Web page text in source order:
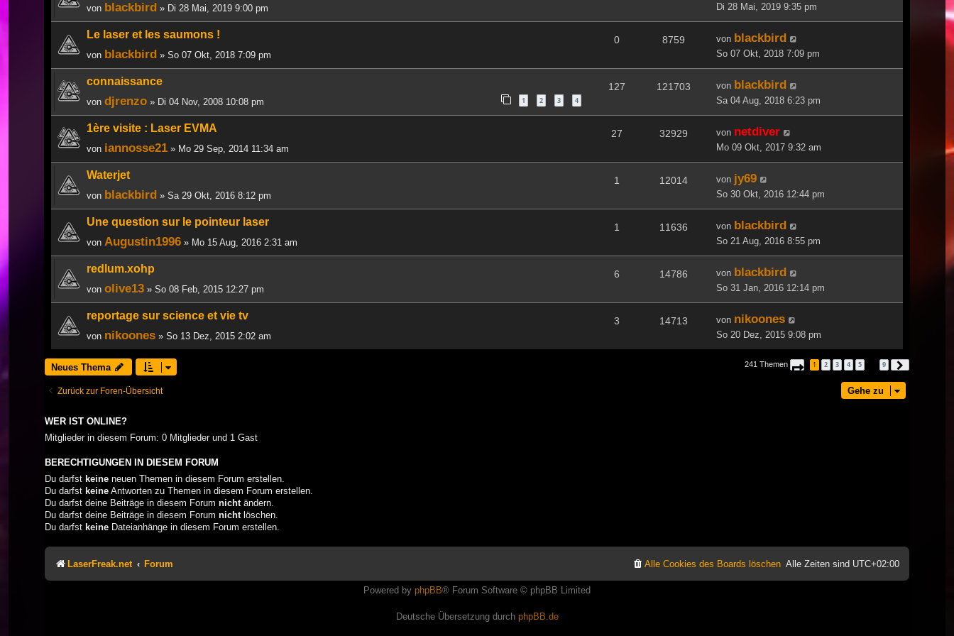
von blackbird » Di 28 Mai, 2019 9:00 pm Di 28 Mai, 2019 9:35 pm
Le laser et les saumons !
von blackbird » So 07 Okt, 2018 7:09 pm
0 8759 von blackbird
So 07 Okt, 2018 7:09 pm
connaissance
von djrenzo » Di 04 Nov, 2008 10:08 pm 1 2 3 4
127 121703 von blackbird
Sa 04 Aug, 2018 6:23 pm
1ère visite : Laser EVMA
von iannosse21 » Mo 29 Sep, 2014 11:34 am
27 32929 von netdiver
Mo 09 Okt, 2017 9:32 am
Waterjet
von blackbird » Sa 29 Okt, 2016 8:12 pm
1 12014 von jy69
So 30 Okt, 2016 12:44 pm
Une question sur le pointeur laser
von Augustin1996 » Mo 15 Aug, 2016 2:31 am
1 11636 von blackbird
So 21 Aug, 2016 8:55 pm
redlum.xohp
von olive13 » So 08 Feb, 2015 12:27 pm
6 14786 von blackbird
So 31 Jan, 2016 12:14 pm
reportage sur science et vie tv
von nikoones » So 13 Dez, 2015 2:02 am
3 14713 von nikoones
So 20 Dez, 2015 9:08 pm
Neues Thema 241 Themen Seite von
1 2 3 4 5 9
Zurück zur Foren-Übersicht Gehe zu
WER IST ONLINE?
Mitglieder in diesem Forum: 0 Mitglieder und 1 Gast
BERECHTIGUNGEN IN DIESEM FORUM
Du darfst keine neuen Themen in diesem Forum erstellen.
Du darfst keine Antworten zu Themen in diesem Forum erstellen.
Du darfst deine Beiträge in diesem Forum nicht ändern.
Du darfst deine Beiträge in diesem Forum nicht löschen.
Du darfst keine Dateianhänge in diesem Forum erstellen.
LaserFreak.net Forum Alle Zeiten sind UTC+02:00
Alle Cookies des Boards löschen
Powered by phpBB® Forum Software © phpBB Limited
Deutsche Übersetzung durch phpBB.de